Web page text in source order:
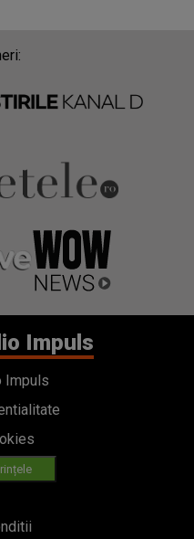
Impuls
Impuls